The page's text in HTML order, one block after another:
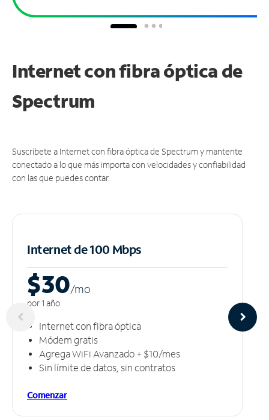
Internet con fibra óptica de
Spectrum
Suscríbete a Internet con fibra óptica de Spectrum y mantente
conectado a lo que más importa con velocidades y confiabilidad
con las que puedes contar.
Internet de 100 Mbps
$30/mo
por 1 año
Internet con fibra óptica
Módem gratis
Agrega WiFi Avanzado + $10/mes
Sin límite de datos, sin contratos
Comenzar